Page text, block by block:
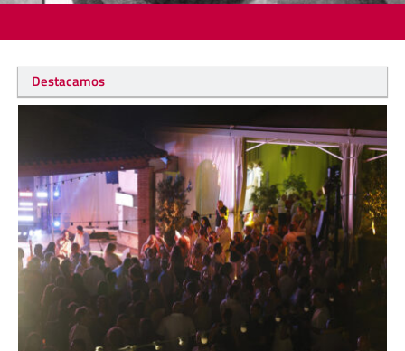
Destacamos